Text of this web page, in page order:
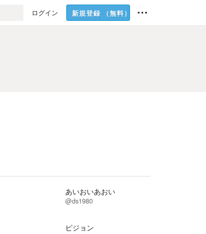
ログイン 新規登録 （無料）
あいおいあおい
@ds1980
ピジョン